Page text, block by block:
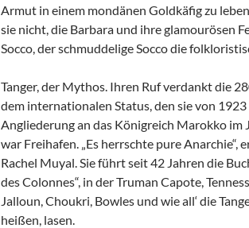
Armut in einem mondänen Goldkäfig zu
sie nicht, die Barbara und ihre glamourösen
Socco, der schmuddelige Socco die
Tanger, der Mythos. Ihren Ruf verdankt die
dem internationalen Status, den sie von 1923
Angliederung an das Königreich Marokko im
war Freihafen. „Es herrschte pure Anarchie“,
Rachel Muyal. Sie führt seit 42 Jahren die
des Colonnes“, in der Truman Capote,
Jalloun, Choukri, Bowles und wie all‘ die
heißen, lasen.